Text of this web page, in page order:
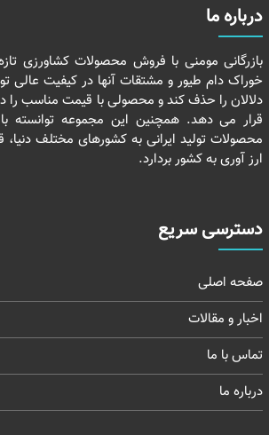
درباره ما
بازرگانی مومنی با فروش محصولات کشاورزی
خوراک دام طیور و مشتقات آنها در کیفیت عالی
دلالان را حذف کند و محصولی با قیمت مناسب را
قرار می دهد. همچنین این مجموعه توانسته
محصولات تولید ایرانی به کشورهای مختلف
ارز آوری به کشور بردارد.
دسترسی سریع
صفحه اصلی
اخبار و مقالات
تماس با ما
درباره ما